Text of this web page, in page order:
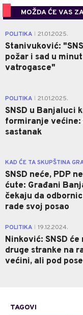
MOŽDA ĆE VAS
POLITIKA 21.01.2025.
Stanivuković:
požar i sad u
vatrogasce"
POLITIKA 21.01.2025.
SNSD u Banjaluci
formiranje
sastanak
KAD ĆE TA SKUPŠTINA
SNSD neće, PDP
ćute: Građani
čekaju da
rade svoj posao
POLITIKA 19.12.2024.
Ninković: SNSD
druge stranke na
većini, ali pod
TAGOVI